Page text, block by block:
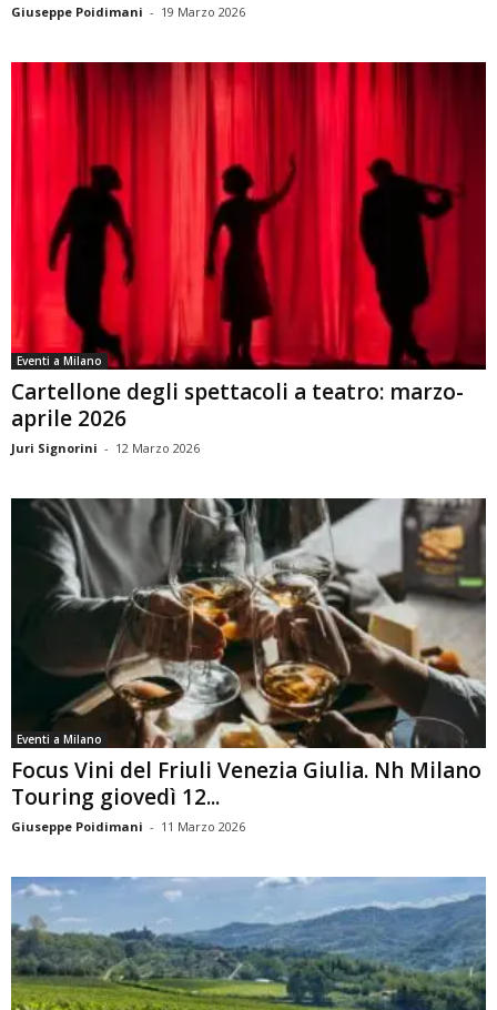
Giuseppe Poidimani - 19 Marzo 2026
Eventi a Milano
Cartellone degli spettacoli a teatro: marzo-
aprile 2026
Juri Signorini - 12 Marzo 2026
Eventi a Milano
Focus Vini del Friuli Venezia Giulia. Nh Milano
Touring giovedì 12...
Giuseppe Poidimani - 11 Marzo 2026